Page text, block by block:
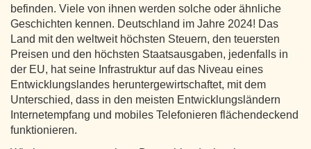
befinden. Viele von ihnen werden solche oder ähnliche
Geschichten kennen. Deutschland im Jahre 2024! Das
Land mit den weltweit höchsten Steuern, den teuersten
Preisen und den höchsten Staatsausgaben, jedenfalls in
der EU, hat seine Infrastruktur auf das Niveau eines
Entwicklungslandes heruntergewirtschaftet, mit dem
Unterschied, dass in den meisten Entwicklungsländern
Internetempfang und mobiles Telefonieren flächendeckend
funktionieren.